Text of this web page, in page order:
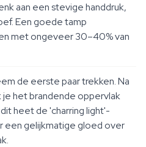
aan een stevige handdruk,
Een goede tamp
met ongeveer 30–40% van
de eerste paar trekken. Na
het brandende oppervlak
heet de 'charring light'-
een gelijkmatige gloed over